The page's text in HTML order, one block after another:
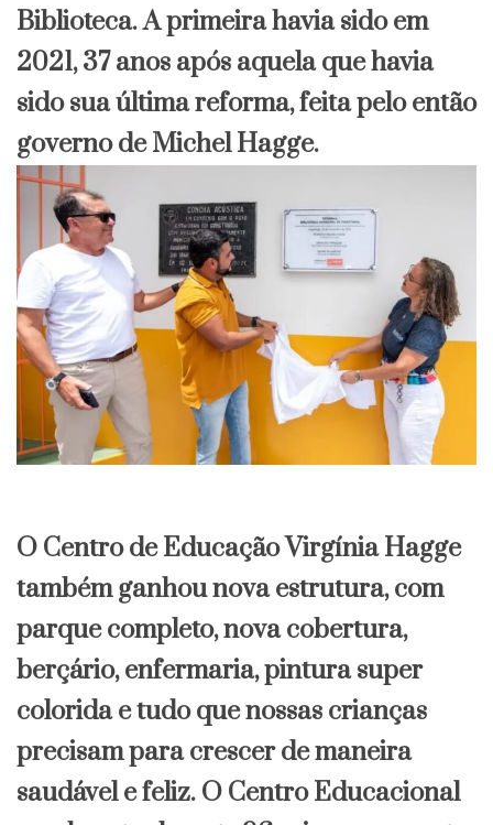
Biblioteca. A primeira havia sido em
2021, 37 anos após aquela que havia
sido sua última reforma, feita pelo então
governo de Michel Hagge.
O Centro de Educação Virgínia Hagge
também ganhou nova estrutura, com
parque completo, nova cobertura,
berçário, enfermaria, pintura super
colorida e tudo que nossas crianças
precisam para crescer de maneira
saudável e feliz. O Centro Educacional